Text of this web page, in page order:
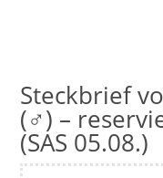
(♂) –
(SAS 05.08.)